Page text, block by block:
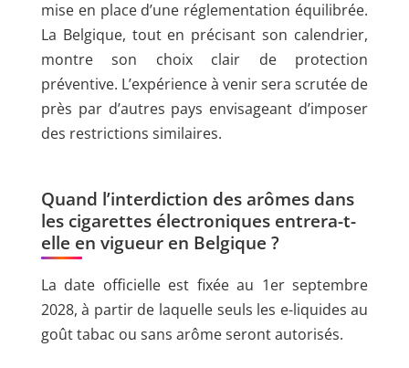
mise en place d’une réglementation équilibrée.
La Belgique, tout en précisant son calendrier,
montre son choix clair de protection
préventive. L’expérience à venir sera scrutée de
près par d’autres pays envisageant d’imposer
des restrictions similaires.
Quand l’interdiction des arômes dans
les cigarettes électroniques entrera-t-
elle en vigueur en Belgique ?
La date officielle est fixée au 1er septembre
2028, à partir de laquelle seuls les e-liquides au
goût tabac ou sans arôme seront autorisés.